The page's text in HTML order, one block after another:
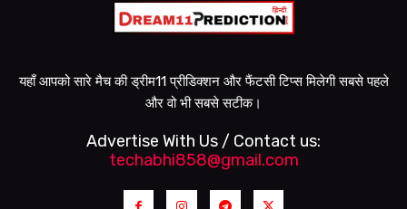
यहाँ आपको सारे मैच की ड्रीम11 प्रीडिक्शन और फैंटसी टिप्स मिलेगी सबसे पहले
और वो भी सबसे सटीक।
Advertise With Us / Contact us:
techabhi858@gmail.com